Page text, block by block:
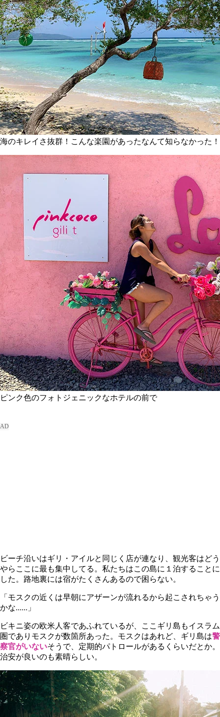
海のキレイさ抜群！こんな楽園があったなんて知らなかった！
ピンク色のフォトジェニックなホテルの前で
ビーチ沿いはギリ・アイルと同じく店が連なり、観光客はどう
やらここに最も集中してる。私たちはこの島に１泊することに
した。路地裏には宿がたくさんあるので困らない。
「モスクの近くは早朝にアザーンが流れるから起こされちゃう
かな......」
ビキニ姿の欧米人客であふれているが、ここギリ島もイスラム
圏でありモスクが数箇所あった。モスクはあれど、ギリ島は警
察官がいないそうで、定期的パトロールがあるくらいだとか。
治安が良いのも素晴らしい。